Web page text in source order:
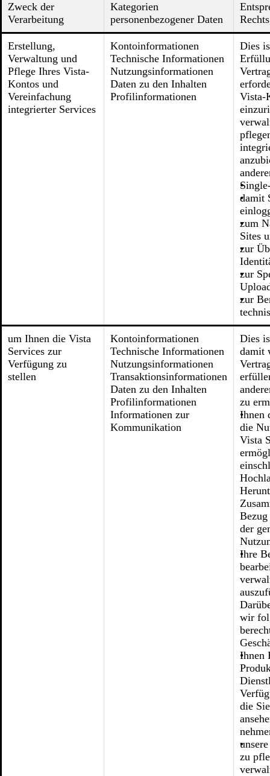
Zweck der
Verarbeitung
Kategorien
personenbezogener Daten
Erstellung,
Verwaltung und
Pflege Ihres Vista-
Kontos und
Vereinfachung
integrierter Services
Kontoinformationen
Technische Informationen
Nutzungsinformationen
Daten zu den Inhalten
Profilinformationen
Dies
Vista-
damit
zum
Sites
zur
zur
zur
um Ihnen die Vista
Services zur
Verfügung zu
stellen
Kontoinformationen
Technische Informationen
Nutzungsinformationen
Transaktionsinformationen
Daten zu den Inhalten
Profilinformationen
Informationen zur
Kommunikation
Dies
damit
zu
Ihnen
die
Vista
der
Ihre
wir
Ihnen
die
zu